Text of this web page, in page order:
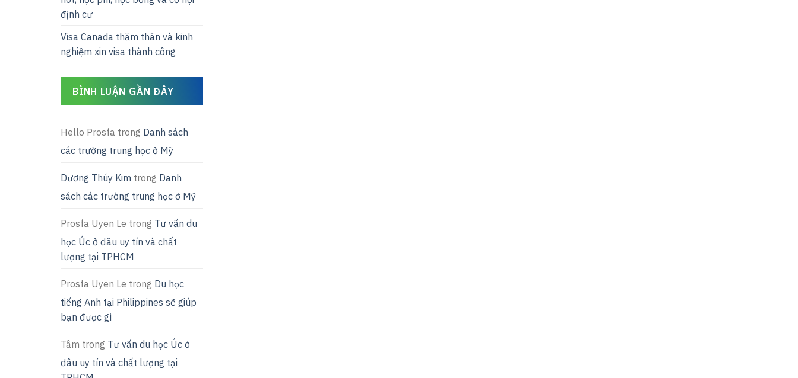
định cư
Visa Canada thăm thân và kinh
nghiệm xin visa thành công
BÌNH LUẬN GẦN ĐÂY
Hello Prosfa trong Danh sách
các trường trung học ở Mỹ
Dương Thúy Kim trong Danh
sách các trường trung học ở Mỹ
Prosfa Uyen Le trong Tư vấn du
học Úc ở đâu uy tín và chất
lượng tại TPHCM
Prosfa Uyen Le trong Du học
tiếng Anh tại Philippines sẽ giúp
bạn được gì
Tâm trong Tư vấn du học Úc ở
đâu uy tín và chất lượng tại